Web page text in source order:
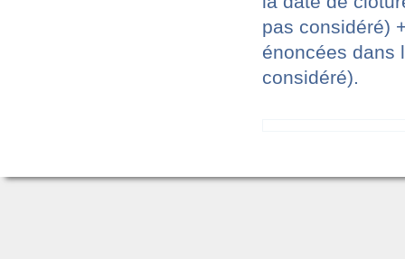
pas considéré)
énoncées dans
considéré).